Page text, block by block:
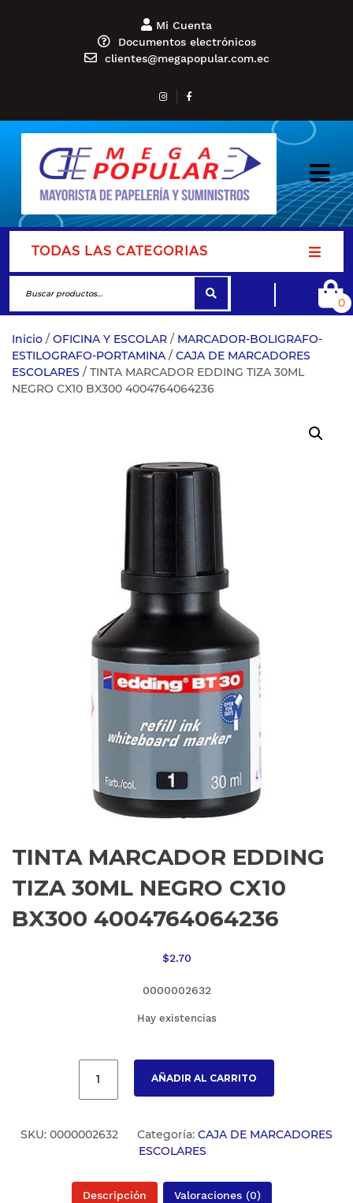
Mi Cuenta
Documentos electrónicos
clientes@megapopular.com.ec
TODAS LAS CATEGORIAS
0
Inicio / OFICINA Y ESCOLAR / MARCADOR-BOLIGRAFO-
ESTILOGRAFO-PORTAMINA / CAJA DE MARCADORES
ESCOLARES / TINTA MARCADOR EDDING TIZA 30ML
NEGRO CX10 BX300 4004764064236
TINTA MARCADOR EDDING
TIZA 30ML NEGRO CX10
BX300 4004764064236
$2.70
0000002632
Hay existencias
AÑADIR AL CARRITO
SKU: 0000002632 Categoría: CAJA DE MARCADORES
ESCOLARES
Descripción Valoraciones (0)